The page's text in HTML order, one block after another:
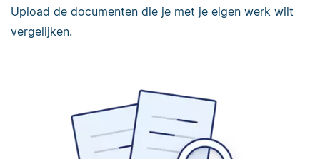
Upload de documenten die je met je eigen werk wilt
vergelijken.